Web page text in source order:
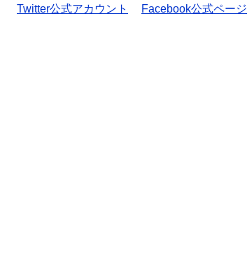
Twitter公式アカウント
Facebook公式ページ